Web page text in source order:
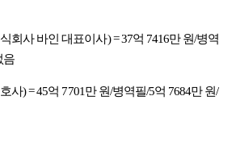
회사 바인 대표이사) = 37억 7416만 원/병역
음
사) = 45억 7701만 원/병역필/5억 7684만 원/